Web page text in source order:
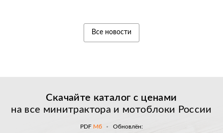
Все новости
Скачайте каталог с ценами
на все минитрактора и мотоблоки России
PDF Мб Обновлён: